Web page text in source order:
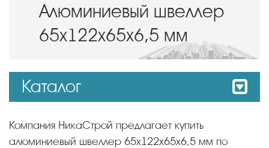
Алюминиевый швеллер
65x122х65х6,5 мм
Каталог
Компания НикаСтрой предлагает купить
алюминиевый швеллер 65x122х65х6,5 мм по